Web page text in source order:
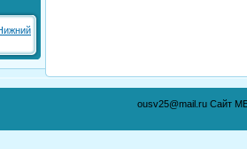
ousv25@mail.ru Сайт